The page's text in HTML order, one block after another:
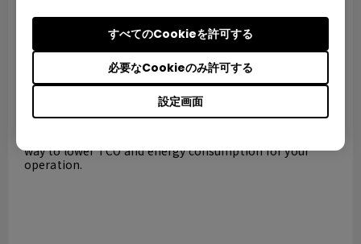
設定画面
必要なCookieのみ許可する
すべてのCookieを許可する
DMS Local
The DMS Local software allows you to remotely
way to lower TCO and energy consumption for your
operation.